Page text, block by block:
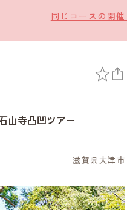
同じコースの開
山寺凸凹ツアー
滋賀県大津市